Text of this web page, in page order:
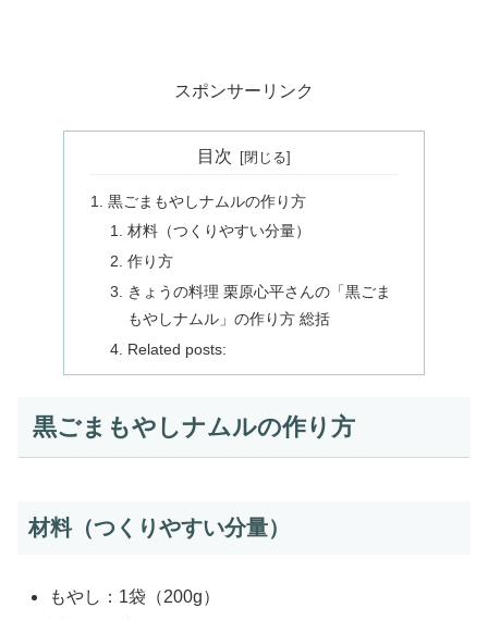
スポンサーリンク
目次
黒ごまもやしナムルの作り方
材料（つくりやすい分量）
作り方
きょうの料理 栗原心平さんの「黒ごま
もやしナムル」の作り方 総括
Related posts:
黒ごまもやしナムルの作り方
材料（つくりやすい分量）
もやし：1袋（200g）